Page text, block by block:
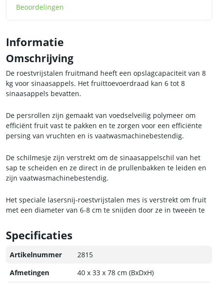
Beoordelingen
Informatie
Omschrijving
De roestvrijstalen fruitmand heeft een opslagcapaciteit van 8
kg voor sinaasappels. Het fruittoevoerdraad kan 6 tot 8
sinaasappels bevatten.
De persrollen zijn gemaakt van voedselveilig polymeer om
efficiënt fruit vast te pakken en te zorgen voor een efficiënte
persing van vruchten en is vaatwasmachinebestendig.
De schilmesje zijn verstrekt om de sinaasappelschil van het
sap te scheiden en ze direct in de prullenbakken te leiden en
zijn vaatwasmachinebestendig.
Het speciale lasersnij-roestvrijstalen mes is verstrekt om fruit
met een diameter van 6-8 cm te snijden door ze in tweeën te
De Zeef en zeefbak zijn gemaakt van voedselveilig polymeer
om het vruchtvlees te filteren en is vaatwasmachinebestendig.
De voorkap is gemaakt van duurzaam polycarbonaat en
Specificaties
Artikelnummer
2815
Afmetingen
40 x 33 x 78 cm (BxDxH)